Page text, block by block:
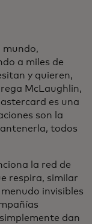
mundo,
a miles de
y quieren,
McLaughlin,
es una
son la
todos
la red de
respira, similar
invisibles
dan